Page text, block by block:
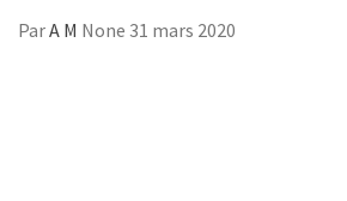
ParA M None 31 mars 2020